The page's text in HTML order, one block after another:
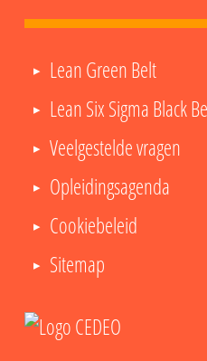
Lean Green Belt
Lean Six Sigma Black
Veelgestelde vragen
Opleidingsagenda
Cookiebeleid
Sitemap